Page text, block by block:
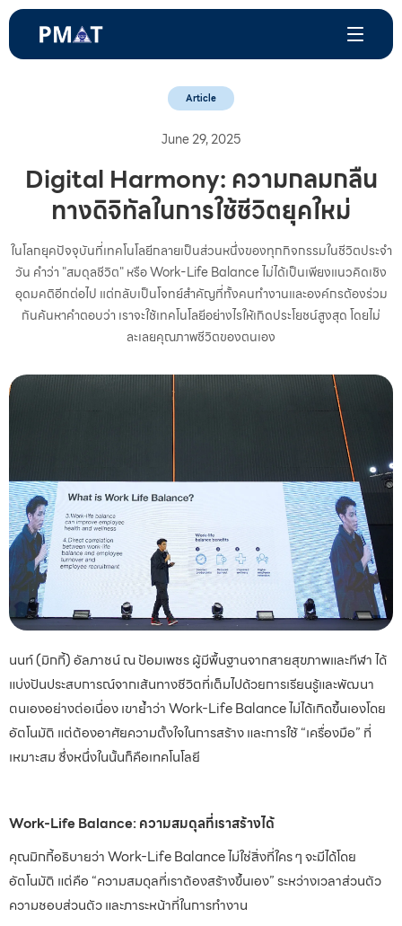
Article
June 29, 2025
Digital Harmony: ความกลมกลืน
ทางดิจิทัลในการใช้ชีวิตยุคใหม่
ในโลกยุคปัจจุบันที่เทคโนโลยีกลายเป็นส่วนหนึ่งของทุกกิจกรรมในชีวิตประจำ
วัน คำว่า "สมดุลชีวิต" หรือ Work-Life Balance ไม่ได้เป็นเพียงแนวคิดเชิง
อุดมคติอีกต่อไป แต่กลับเป็นโจทย์สำคัญที่ทั้งคนทำงานและองค์กรต้องร่วม
กันค้นหาคำตอบว่า เราจะใช้เทคโนโลยีอย่างไรให้เกิดประโยชน์สูงสุด โดยไม่
ละเลยคุณภาพชีวิตของตนเอง
นนท์ (มิกกี้) อัลภาชน์ ณ ป้อมเพชร ผู้มีพื้นฐานจากสายสุขภาพและกีฬา ได้
แบ่งปันประสบการณ์จากเส้นทางชีวิตที่เต็มไปด้วยการเรียนรู้และพัฒนา
ตนเองอย่างต่อเนื่อง เขาย้ำว่า Work-Life Balance ไม่ได้เกิดขึ้นเองโดย
อัตโนมัติ แต่ต้องอาศัยความตั้งใจในการสร้าง และการใช้ “เครื่องมือ” ที่
เหมาะสม ซึ่งหนึ่งในนั้นก็คือเทคโนโลยี
Work-Life Balance: ความสมดุลที่เราสร้างได้
คุณมิกกี้อธิบายว่า Work-Life Balance ไม่ใช่สิ่งที่ใคร ๆ จะมีได้โดย
อัตโนมัติ แต่คือ “ความสมดุลที่เราต้องสร้างขึ้นเอง” ระหว่างเวลาส่วนตัว
ความชอบส่วนตัว และภาระหน้าที่ในการทำงาน